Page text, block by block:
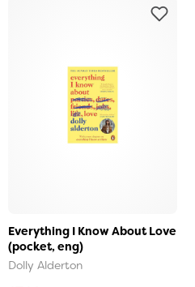
Everything I Know About Love
(pocket, eng)
Dolly Alderton